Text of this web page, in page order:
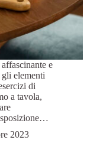
e
elementi
di
a tavola,
2023